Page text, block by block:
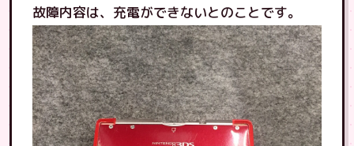
故障内容は、充電ができないとのことです。